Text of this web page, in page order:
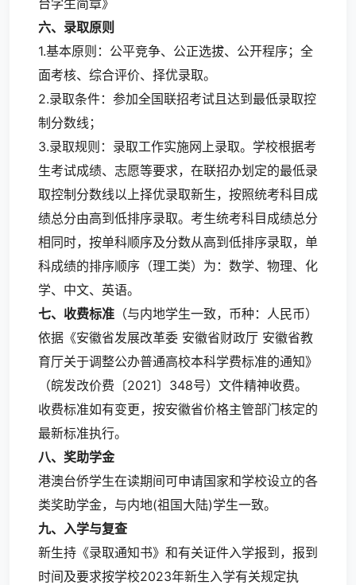
台学生简章》
六、录取原则
1.基本原则：公平竞争、公正选拔、公开程序；全
面考核、综合评价、择优录取。
2.录取条件：参加全国联招考试且达到最低录取控
制分数线；
3.录取规则：录取工作实施网上录取。学校根据考
生考试成绩、志愿等要求，在联招办划定的最低录
取控制分数线以上择优录取新生，按照统考科目成
绩总分由高到低排序录取。考生统考科目成绩总分
相同时，按单科顺序及分数从高到低排序录取，单
科成绩的排序顺序（理工类）为：数学、物理、化
学、中文、英语。
七、收费标准 （与内地学生一致，币种：人民币）
依据《安徽省发展改革委 安徽省财政厅 安徽省教
育厅关于调整公办普通高校本科学费标准的通知》
（皖发改价费〔2021〕348号）文件精神收费。
收费标准如有变更，按安徽省价格主管部门核定的
最新标准执行。
八、奖助学金
港澳台侨学生在读期间可申请国家和学校设立的各
类奖助学金，与内地(祖国大陆)学生一致。
九、入学与复查
新生持《录取通知书》和有关证件入学报到，报到
时间及要求按学校2023年新生入学有关规定执